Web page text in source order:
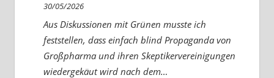
30/05/2026
Aus Diskussionen mit Grünen musste ich
feststellen, dass einfach blind Propaganda von
Großpharma und ihren Skeptikervereinigungen
wiedergekäut wird nach dem…